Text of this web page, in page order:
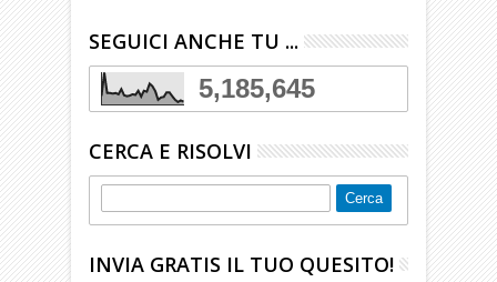
SEGUICI ANCHE TU ...
5,185,645
CERCA E RISOLVI
INVIA GRATIS IL TUO QUESITO!